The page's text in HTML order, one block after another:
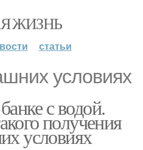
ЖИЗНЬ
статьи
условиях
с водой.
получения
условиях